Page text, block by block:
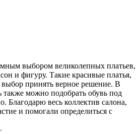
выбором великолепных платьев,
и фигуру. Такие красивые платья,
принять верное решение. В
также можно подобрать обувь под
Благодарю весь коллектив салона,
и помогали определиться с